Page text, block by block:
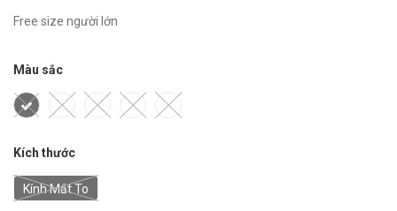
Free size người lớn
Màu sắc
Kích thước
Kính Mắt To